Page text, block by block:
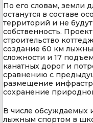
По его словам, земли
останутся в составе
территорий и не
собственность.
строительство
создание 60 км
сложности и 17
канатных дорог и
сравнению с
размещение
сохранение
В числе обсуждаемых
лыжным спортом в